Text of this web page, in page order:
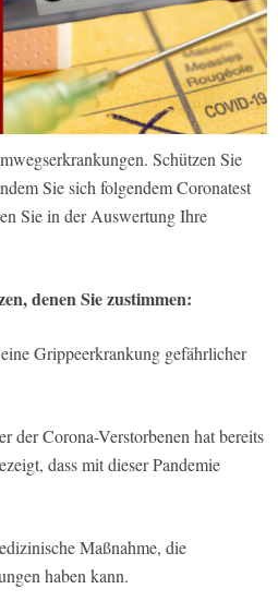
Schützen Sie
Sie sich folgendem Coronatest
Sie in der Auswertung Ihre
denen Sie zustimmen:
Grippeerkrankung gefährlicher
der Corona-Verstorbenen hat bereits
dass mit dieser Pandemie
Maßnahme, die
haben kann.